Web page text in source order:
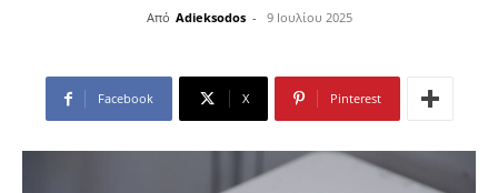
Από Adieksodos - 9 Ιουλίου 2025
Facebook X Pinterest